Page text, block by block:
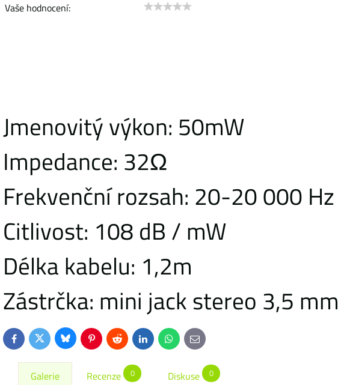
Vaše hodnocení:
Jmenovitý výkon: 50mW
Impedance: 32Ω
Frekvenční rozsah: 20-20 000 Hz
Citlivost: 108 dB / mW
Délka kabelu: 1,2m
Zástrčka: mini jack stereo 3,5 mm
FacebookTwitterBlueskyPinterestReddit LinkedInWhatsApp
E-
mail
Galerie Recenze 0 Diskuse 0